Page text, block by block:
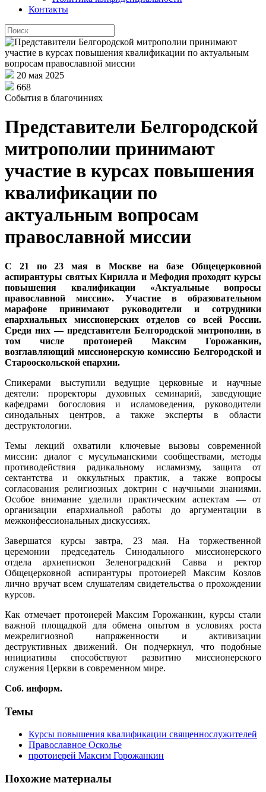
Контакты
20 мая 2025
668
События в благочиниях
Представители Белгородской
митрополии принимают
участие в курсах повышения
квалификации по
актуальным вопросам
православной миссии
С 21 по 23 мая в Москве на базе Общецерковной
аспирантуры святых Кирилла и Мефодия проходят курсы
повышения квалификации «Актуальные вопросы
православной миссии». Участие в образовательном
марафоне принимают руководители и сотрудники
епархиальных миссионерских отделов со всей России.
Среди них — представители Белгородской митрополии, в
том числе протоиерей Максим Горожанкин,
возглавляющий миссионерскую комиссию Белгородской и
Старооскольской епархии.
Спикерами выступили ведущие церковные и научные
деятели: проректоры духовных семинарий, заведующие
кафедрами богословия и исламоведения, руководители
синодальных центров, а также эксперты в области
деструктологии.
Темы лекций охватили ключевые вызовы современной
миссии: диалог с мусульманскими сообществами, методы
противодействия радикальному исламизму, защита от
сектантства и оккультных практик, а также вопросы
согласования религиозных доктрин с научными знаниями.
Особое внимание уделили практическим аспектам — от
организации епархиальной работы до аргументации в
межконфессиональных дискуссиях.
Завершатся курсы завтра, 23 мая. На торжественной
церемонии председатель Синодального миссионерского
отдела архиепископ Зеленоградский Савва и ректор
Общецерковной аспирантуры протоиерей Максим Козлов
лично вручат всем слушателям свидетельства о прохождении
курсов.
Как отмечает протоиерей Максим Горожанкин, курсы стали
важной площадкой для обмена опытом в условиях роста
межрелигиозной напряженности и активизации
деструктивных движений. Он подчеркнул, что подобные
инициативы способствуют развитию миссионерского
служения Церкви в современном мире.
Соб. информ.
Темы
Курсы повышения квалификации священнослужителей
Православное Осколье
протоиерей Максим Горожанкин
Похожие материалы